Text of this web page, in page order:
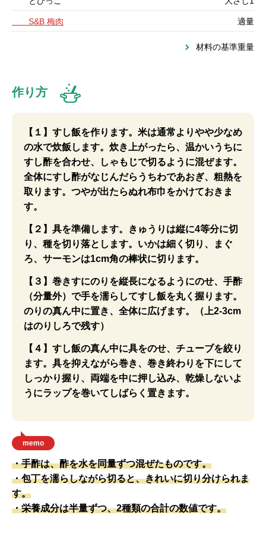
S&B 梅肉 適量
材料の基準重量
作り方
【１】すし飯を作ります。米は通常よりやや少なめ
の水で炊飯します。炊き上がったら、温かいうちに
すし酢を合わせ、しゃもじで切るように混ぜます。
全体にすし酢がなじんだらうちわであおぎ、粗熱を
取ります。つやが出たらぬれ布巾をかけておきま
す。
【２】具を準備します。きゅうりは縦に4等分に切
り、種を切り落とします。いかは細く切り、まぐ
ろ、サーモンは1cm角の棒状に切ります。
【３】巻きすにのりを縦長になるようにのせ、手酢
（分量外）で手を濡らしてすし飯を丸く握ります。
のりの真ん中に置き、全体に広げます。（上2-3cm
はのりしろで残す）
【４】すし飯の真ん中に具をのせ、チューブを絞り
ます。具を抑えながら巻き、巻き終わりを下にして
しっかり握り、両端を中に押し込み、乾燥しないよ
うにラップを巻いてしばらく置きます。
memo
・手酢は、酢を水を同量ずつ混ぜたものです。
・包丁を濡らしながら切ると、きれいに切り分けられま
す。
・栄養成分は半量ずつ、2種類の合計の数値です。